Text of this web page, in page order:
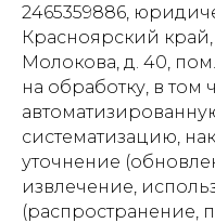
2465359886,
Красноярский край,
Молокова, д. 40,
на обработку, в том
систематизацию,
уточнение
извлечение,
(распространение,